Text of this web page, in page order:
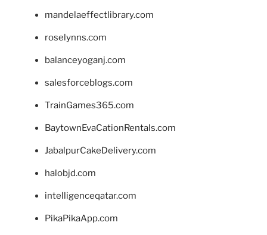
mandelaeffectlibrary.com
roselynns.com
balanceyoganj.com
salesforceblogs.com
TrainGames365.com
BaytownEvaCationRentals.com
JabalpurCakeDelivery.com
halobjd.com
intelligenceqatar.com
PikaPikaApp.com